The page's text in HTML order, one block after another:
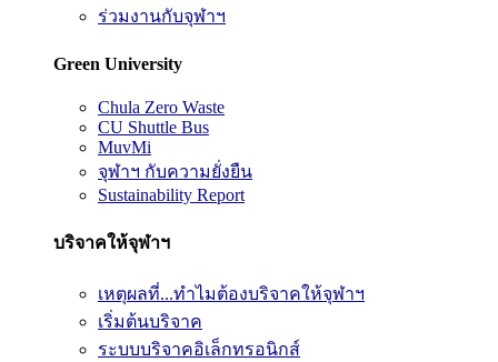
ร่วมงานกับจุฬาฯ
Green University
Chula Zero Waste
CU Shuttle Bus
MuvMi
จุฬาฯ กับความยั่งยืน
Sustainability Report
บริจาคให้จุฬาฯ
เหตุผลที่...ทำไมต้องบริจาคให้จุฬาฯ
เริ่มต้นบริจาค
ระบบบริจาคอิเล็กทรอนิกส์